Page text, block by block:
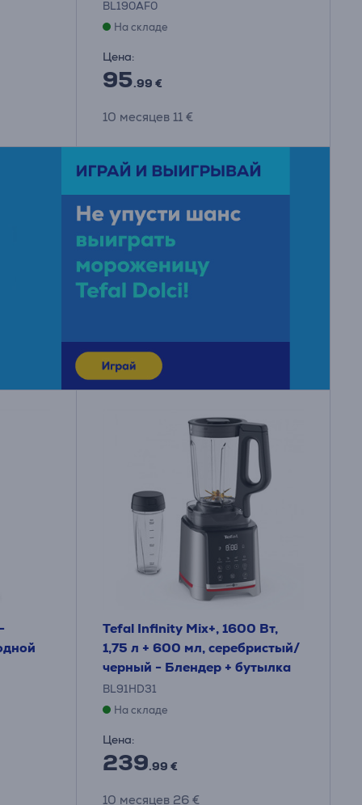
BL190AF0
На складе
Цена:
95.99 €
10 месяцев 11 €
Tefal Infinity Mix+, 1600 Вт,
1,75 л + 600 мл, серебристый/
черный - Блендер + бутылка
BL91HD31
На складе
Цена:
239.99 €
10 месяцев 26 €